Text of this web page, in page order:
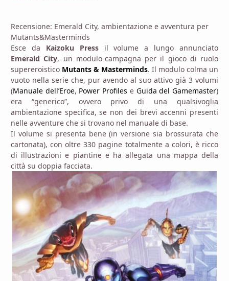
Recensione: Emerald City, ambientazione e avventura per
Mutants&Masterminds
Esce da Kaizoku Pressil volume a lungo annunciato
Emerald City, un modulo-campagna per il gioco di ruolo
supereroistico Mutants & Masterminds. Il modulo colma un
vuoto nella serie che, pur avendo al suo attivo già 3 volumi
(Manuale dell’Eroe, Power Profiles e Guida del Gamemaster)
era “generico”, ovvero privo di una qualsivoglia
ambientazione specifica, se non dei brevi accenni presenti
nelle avventure che si trovano nel manuale di base.
Il volume si presenta bene (in versione sia brossurata che
cartonata), con oltre 330 pagine totalmente a colori, è ricco
di illustrazioni e piantine e ha allegata una mappa della
città su doppia facciata.